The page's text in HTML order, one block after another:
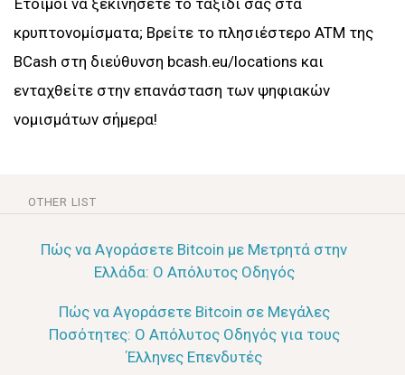
Έτοιμοι να ξεκινήσετε το ταξίδι σας στα
κρυπτονομίσματα; Βρείτε το πλησιέστερο ATM της
BCash στη διεύθυνση bcash.eu/locations και
ενταχθείτε στην επανάσταση των ψηφιακών
νομισμάτων σήμερα!
OTHER LIST
Πώς να Αγοράσετε Bitcoin με Μετρητά στην
Ελλάδα: Ο Απόλυτος Οδηγός
Πώς να Αγοράσετε Bitcoin σε Μεγάλες
Ποσότητες: Ο Απόλυτος Οδηγός για τους
Έλληνες Επενδυτές